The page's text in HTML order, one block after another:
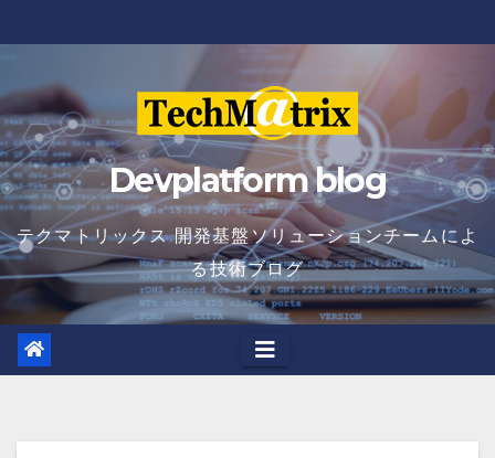
to
content
Devplatform blog
テクマトリックス 開発基盤ソリューションチームによ
る技術ブログ